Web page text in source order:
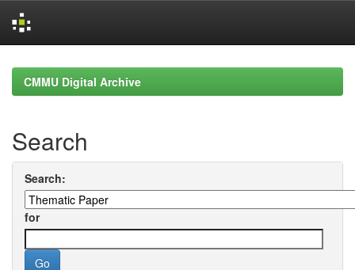
navigationCMMU Digital Archive
Search
Search:
for